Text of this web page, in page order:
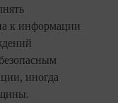
к информации
иногда